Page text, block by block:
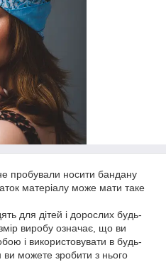
пробували носити бандану
матеріалу може мати таке
для дітей і дорослих будь-
виробу означає, що ви
і використовувати в будь-
ви можете зробити з нього